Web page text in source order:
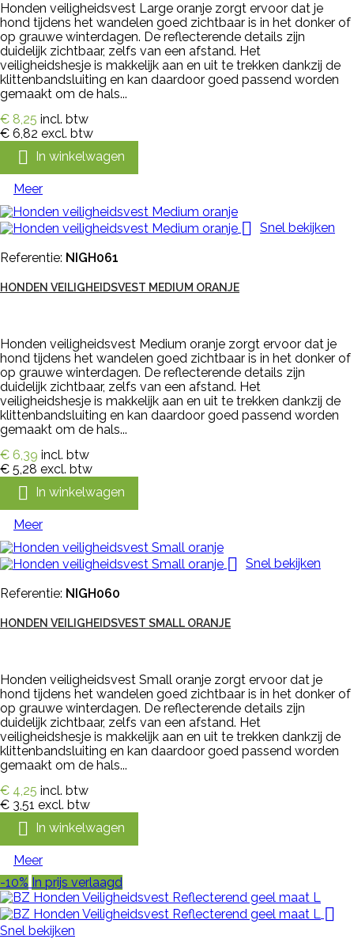
Honden veiligheidsvest Large oranje zorgt ervoor dat je
hond tijdens het wandelen goed zichtbaar is in het donker of
op grauwe winterdagen. De reflecterende details zijn
duidelijk zichtbaar, zelfs van een afstand. Het
veiligheidshesje is makkelijk aan en uit te trekken dankzij de
klittenbandsluiting en kan daardoor goed passend worden
gemaakt om de hals...
€ 8,25 incl. btw
€ 6,82 excl. btw
 In winkelwagen
Meer
 Snel bekijken
Referentie: NIGH061
HONDEN VEILIGHEIDSVEST MEDIUM ORANJE
Honden veiligheidsvest Medium oranje zorgt ervoor dat je
hond tijdens het wandelen goed zichtbaar is in het donker of
op grauwe winterdagen. De reflecterende details zijn
duidelijk zichtbaar, zelfs van een afstand. Het
veiligheidshesje is makkelijk aan en uit te trekken dankzij de
klittenbandsluiting en kan daardoor goed passend worden
gemaakt om de hals...
€ 6,39 incl. btw
€ 5,28 excl. btw
 In winkelwagen
Meer
 Snel bekijken
Referentie: NIGH060
HONDEN VEILIGHEIDSVEST SMALL ORANJE
Honden veiligheidsvest Small oranje zorgt ervoor dat je
hond tijdens het wandelen goed zichtbaar is in het donker of
op grauwe winterdagen. De reflecterende details zijn
duidelijk zichtbaar, zelfs van een afstand. Het
veiligheidshesje is makkelijk aan en uit te trekken dankzij de
klittenbandsluiting en kan daardoor goed passend worden
gemaakt om de hals...
€ 4,25 incl. btw
€ 3,51 excl. btw
 In winkelwagen
Meer
-10% In prijs verlaagd

Snel bekijken